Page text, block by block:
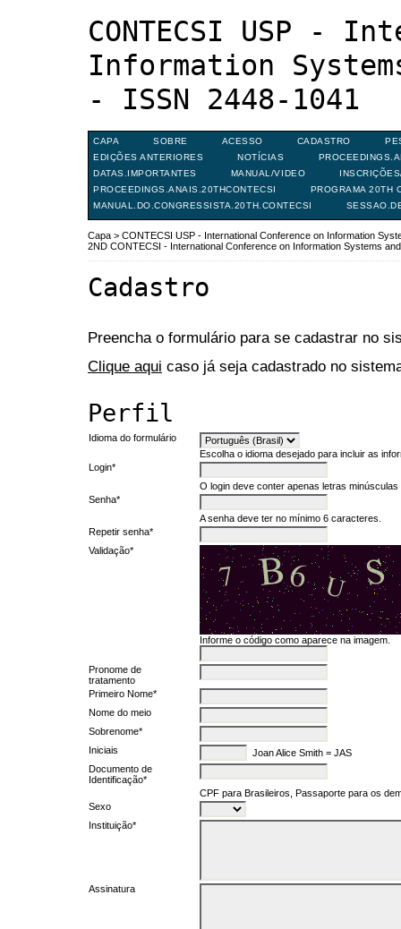
CONTECSI USP -
Information
- ISSN 2448-1041
CAPA SOBRE ACESSO CADASTRO
EDIÇÕES ANTERIORES
NOTÍCIAS
DATAS.IMPORTANTES
MANUAL/VIDEO
PROCEEDINGS.ANAIS.20THCONTECSI
PROGRAMA 20TH
MANUAL.DO.CONGRESSISTA.20TH.CONTECSI
Capa > CONTECSI USP - International Conference on Information
2ND CONTECSI - International Conference on Information Systems
Cadastro
Preencha o formulário para se cadastrar no
Clique aqui caso já seja cadastrado no
Perfil
Idioma do formulário
Escolha o idioma desejado para incluir as
Login*
O login deve conter apenas letras
Senha*
A senha deve ter no mínimo 6 caracteres.
Repetir senha*
Validação*
Informe o código como aparece na imagem.
Pronome de
tratamento
Primeiro Nome*
Nome do meio
Sobrenome*
Iniciais
Joan Alice Smith = JAS
Documento de
Identificação*
CPF para Brasileiros, Passaporte para os
Sexo
Instituição*
Assinatura